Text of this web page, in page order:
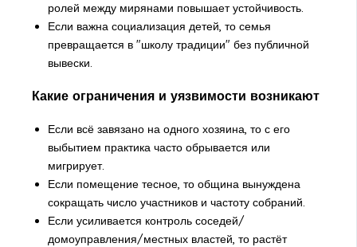
ролей между мирянами повышает устойчивость.
Если важна социализация детей, то семья
превращается в "школу традиции" без публичной
вывески.
Какие ограничения и уязвимости возникают
Если всё завязано на одного хозяина, то с его
выбытием практика часто обрывается или
мигрирует.
Если помещение тесное, то община вынуждена
сокращать число участников и частоту собраний.
Если усиливается контроль соседей/
домоуправления/местных властей, то растёт